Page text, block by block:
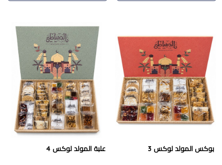
بوكس المولد لوكس 3 علبة المولد لوكس 4